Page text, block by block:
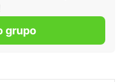
grupo